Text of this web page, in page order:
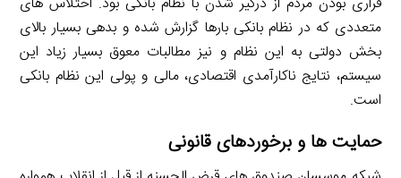
متعددی که در نظام بانکی بارها گزارش شده و بدهی بسیار بالای
بخش دولتی به این نظام و نیز مطالبات معوق بسیار زیاد این
سیستم، نتایج ناکارآمدی اقتصادی، مالی و پولی این نظام بانکی
است.
حمایت ها و برخوردهای قانونی